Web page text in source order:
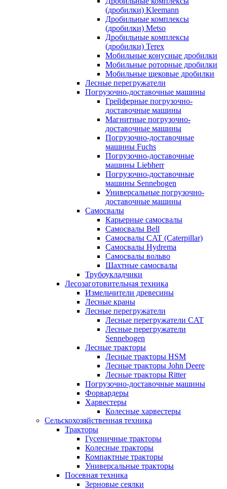
(дробилки) Kleemann
Дробильные комплексы
(дробилки) Metso
Дробильные комплексы
(дробилки) Terex
Мобильные конусные дробилки
Мобильные роторные дробилки
Мобильные щековые дробилки
Лесные перегружатели
Погрузочно-доставочные машины
Грейферные погрузочно-
доставочные машины
Магнитные погрузочно-
доставочные машины
Погрузочно-доставочные
машины Fuchs
Погрузочно-доставочные
машины Liebherr
Погрузочно-доставочные
машины Sennebogen
Универсальные погрузочно-
доставочные машины
Самосвалы
Карьерные самосвалы
Самосвалы Bell
Самосвалы CAT (Caterpillar)
Самосвалы Hydrema
Самосвалы вольво
Шахтные самосвалы
Трубоукладчики
Лесозаготовительная техника
Измельчители древесины
Лесные краны
Лесные перегружатели
Лесные перегружатели CAT
Лесные перегружатели
Sennebogen
Лесные тракторы
Лесные тракторы HSM
Лесные тракторы John Deere
Лесные тракторы Ritter
Погрузочно-доставочные машины
Форвардеры
Харвестеры
Колесные харвестеры
Сельскохозяйственная техника
Тракторы
Гусеничные тракторы
Колесные тракторы
Компактные тракторы
Универсальные тракторы
Посевная техника
Зерновые сеялки